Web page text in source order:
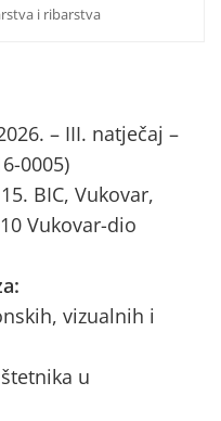
i ribarstva
– III. natječaj –
0005)
BIC, Vukovar,
Vukovar-dio
vizualnih i
u